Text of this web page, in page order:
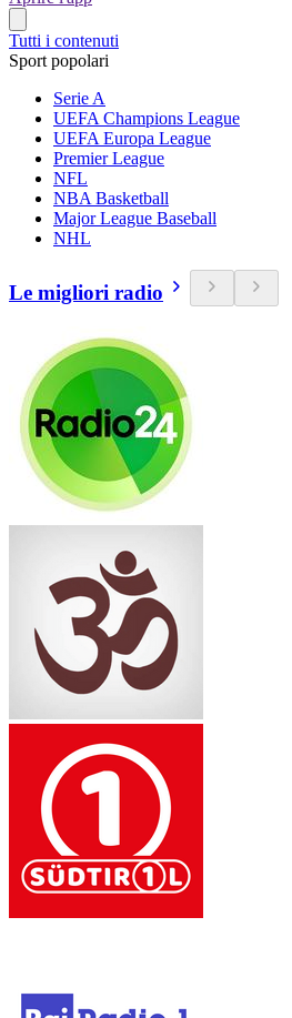
Tutti i contenuti
Sport popolari
Serie A
UEFA Champions League
UEFA Europa League
Premier League
NFL
NBA Basketball
Major League Baseball
NHL
Le migliori radio